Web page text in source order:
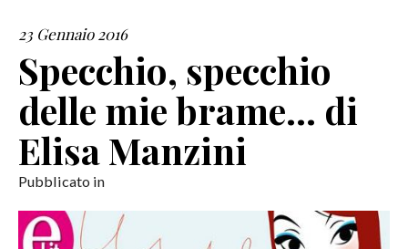
COLLABORAZIONI
CONTATTI
23 Gennaio 2016
Specchio, specchio
delle mie brame… di
Elisa Manzini
Pubblicato in